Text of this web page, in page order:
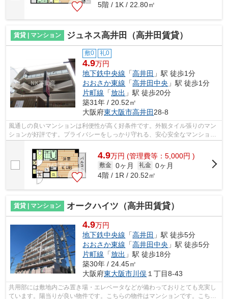
5階 / 1K / 22.80㎡
賃貸 | マンション ジュネス高井田（高井田賃貸）
敷0 礼0
4.9万円
地下鉄中央線 「高井田 」駅 徒歩1分
おおさか東線 「高井田中央 」駅 徒歩1分
片町線 「放出 」駅 徒歩20分
築31年 / 20.52㎡
大阪府東大阪市高井田28-8
風通しの良いマンションは利便性が高く好条件です。外観タイル張りのマン
ションが好評です。プライバシーをしっかり守れる、安心安全なマンション
4.9万円 (管理費等：5,000円 )
敷金 0ヶ月 礼金 0ヶ月
4階 / 1R / 20.52㎡
賃貸 | マンション オークハイツ（高井田賃貸）
4.9万円
地下鉄中央線 「高井田 」駅 徒歩5分
おおさか東線 「高井田中央 」駅 徒歩5分
片町線 「放出 」駅 徒歩18分
築30年 / 24.45㎡
大阪府東大阪市川俣 １丁目8-43
共用部には敷地内ごみ置き場・エレベータなどが備わっておりとても充実し
ています。陽当りが良い物件です。こちらの物件はマンションです。こちら